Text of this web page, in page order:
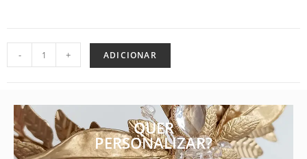
- + ADICIONAR
QUER
PERSONALIZAR?